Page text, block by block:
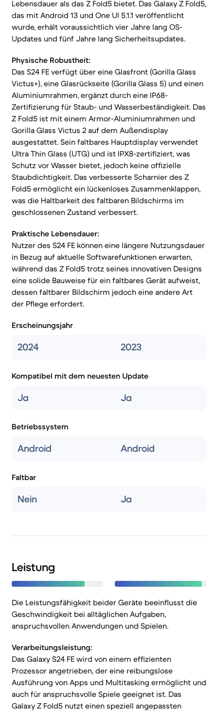
Lebensdauer als das Z Fold5 bietet. Das Galaxy Z Fold5,
das mit Android 13 und One UI 5.1.1 veröffentlicht
wurde, erhält voraussichtlich vier Jahre lang OS-
Updates und fünf Jahre lang Sicherheitsupdates.
Physische Robustheit:
Das S24 FE verfügt über eine Glasfront (Gorilla Glass
Victus+), eine Glasrückseite (Gorilla Glass 5) und einen
Aluminiumrahmen, ergänzt durch eine IP68-
Zertifizierung für Staub- und Wasserbeständigkeit. Das
Z Fold5 ist mit einem Armor-Aluminiumrahmen und
Gorilla Glass Victus 2 auf dem Außendisplay
ausgestattet. Sein faltbares Hauptdisplay verwendet
Ultra Thin Glass (UTG) und ist IPX8-zertifiziert, was
Schutz vor Wasser bietet, jedoch keine offizielle
Staubdichtigkeit. Das verbesserte Scharnier des Z
Fold5 ermöglicht ein lückenloses Zusammenklappen,
was die Haltbarkeit des faltbaren Bildschirms im
geschlossenen Zustand verbessert.
Praktische Lebensdauer:
Nutzer des S24 FE können eine längere Nutzungsdauer
in Bezug auf aktuelle Softwarefunktionen erwarten,
während das Z Fold5 trotz seines innovativen Designs
eine solide Bauweise für ein faltbares Gerät aufweist,
dessen faltbarer Bildschirm jedoch eine andere Art
der Pflege erfordert.
Erscheinungsjahr
2024 2023
Kompatibel mit dem neuesten Update
Ja Ja
Betriebssystem
Android Android
Faltbar
Nein Ja
Leistung
Die Leistungsfähigkeit beider Geräte beeinflusst die
Geschwindigkeit bei alltäglichen Aufgaben,
anspruchsvollen Anwendungen und Spielen.
Verarbeitungsleistung:
Das Galaxy S24 FE wird von einem effizienten
Prozessor angetrieben, der eine reibungslose
Ausführung von Apps und Multitasking ermöglicht und
auch für anspruchsvolle Spiele geeignet ist. Das
Galaxy Z Fold5 nutzt einen speziell angepassten